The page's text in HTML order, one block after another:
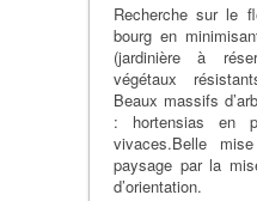
Recherche sur le
bourg en
(jardinière à
végétaux
Beaux massifs
: hortensias en
vivaces.Belle
paysage par la
d’orientation.